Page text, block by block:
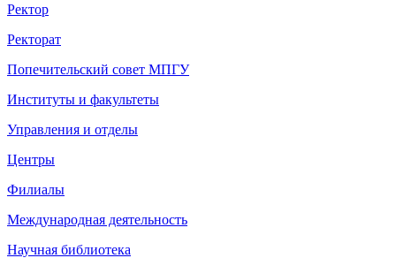
Ректор
Ректорат
Попечительский совет МПГУ
Институты и факультеты
Управления и отделы
Центры
Филиалы
Международная деятельность
Научная библиотека